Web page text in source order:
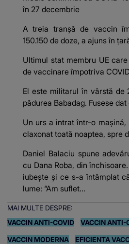
în 27 decembrie
A treia tranşă de vaccin
150.150 de doze, a ajuns în
Ultimul stat membru UE
de vaccinare împotriva
El este militarul în vârstă de
pădurea Babadag. Fusese
Un urs a intrat într-o
claxonat toată noaptea, spre
Daniel Balaciu spune
cu Dana Roba, din
iubește și ce s-a întâmplat
lume: “Am suflet...
MAI MULTE DESPRE:
VACCIN ANTI-COVID
VACCIN ANTI-
VACCIN MODERNA EFICIENTA